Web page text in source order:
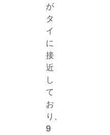
が
タ
イ
に
接
近
し
て
お
り、
9